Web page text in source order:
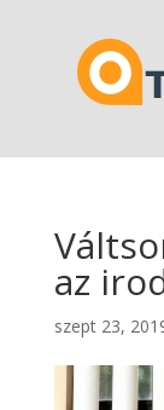
az
szept 23,